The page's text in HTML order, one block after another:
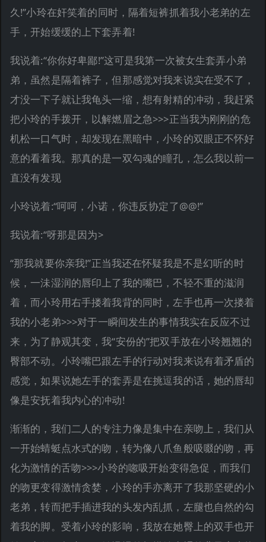
久!”小玲在奸笑着的同时，隔着短裤抓着我小老弟的左
手，开始缓缓的上下套弄着!
我说着:“你你好卑鄙!”这可是我第一次被女生套弄小弟
弟，虽然是隔着裤子，但那感觉对我来说实在受不了，
才没一下子就让我龟头一缩，想有射精的冲动，我赶紧
把小玲的手拨开，以解燃眉之急>>>正当我为刚刚的危
机松一口气时，却发现在黑暗中，小玲的双眼正不怀好
意的看着我。那真的是一双勾魂的瞳孔，怎么我以前一
直没有发现
小玲说着:“呵呵，小诺，你违反协定了@@!”
我说着:“呀那是因为>
“那我就要你亲我!”正当我还在怀疑我是不是幻听的时
候，一沬湿润的唇印上了我的嘴巴，不轻不重的滋润
着，而小玲用右手搂着我背的同时，左手也再一次搂着
我的小老弟>>>对于一瞬间发生的事情我实在反应不过
来，为了静观其变，我“安份的”把双手放在小玲翘翘的
臀部不动。小玲嘴巴跟左手的行动对我来说有着矛盾的
感觉，如果说她左手的套弄是在挑逗我的话，她的唇却
像是安抚着我内心的冲动!
渐渐的，我们二人的专注力像是集中在亲吻上，我们从
一开始蜻蜓点水式的吻，转为像八爪鱼般吸啜的吻，再
化为激情的舌吻>>>小玲的唿吸开始变得急促，而我们
的吻更变得激情贪婪，小玲的手亦离开了我那坚硬的小
老弟，转而把手插进我的头发内乱抓，左腿也自然的勾
着我的脚。受着小玲的影响，我放在她臀上的双手也开